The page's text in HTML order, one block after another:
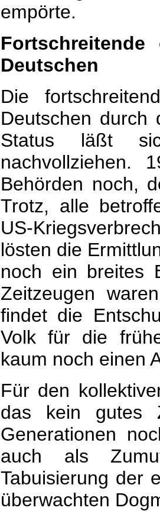
empörte.
Deutschen
Die
Deutschen durch
Status läßt
nachvollziehen.
Behörden noch,
Trotz, alle
US-
lösten die
noch ein breites
Zeitzeugen
findet die
Volk für die
kaum noch einen
Für den
das kein gutes
Generationen
auch als
Tabuisierung der
überwachten